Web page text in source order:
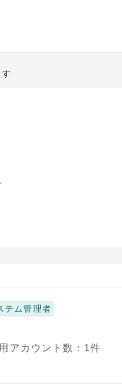
す
テム管理者
アカウント数：1件